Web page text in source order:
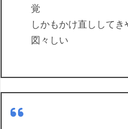
覚
しかもかけ直ししてき
図々しい